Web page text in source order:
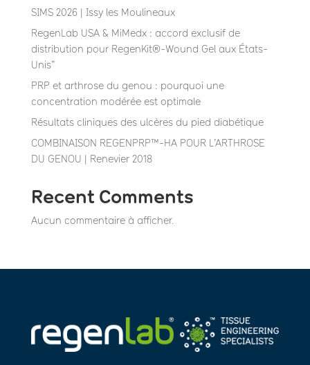
SIMS 2026 | Issy les Moulineaux
RegenLab USA & MiMedx : accord exclusif de
distribution pour RegenKit®-Wound Gel aux États-
Unis”
PRP et arthrose du genou : pourquoi une
concentration modérée est optimale
Résultats cliniques des ulcères du pied diabétique
COMBINAISON REGENPRP™-HA POUR L’ARTHROSE
DU GENOU | Renevier 2018
Recent Comments
Aucun commentaire à afficher.